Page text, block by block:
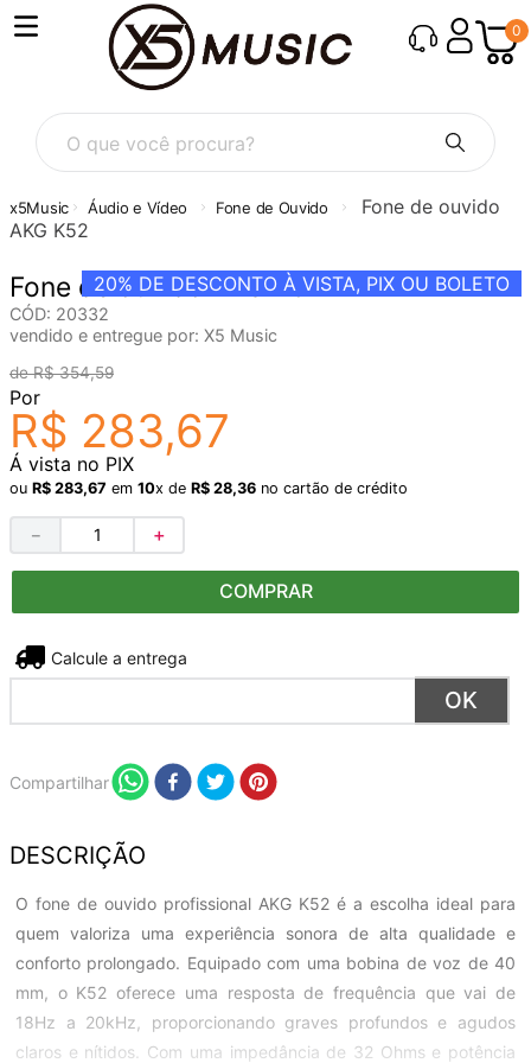
0
O que você procura?
Áudio e Vídeo Fone de Ouvido
Fone de ouvido
AKG K52
20% DE DESCONTO À VISTA, PIX OU BOLETO
Fone de ouvido AKG K52
CÓD: 20332
vendido e entregue por: X5 Music
R$ 354,59
Por
R$ 283,67
Á vista no PIX
ou R$ 283,67 em 10x de R$ 28,36 no cartão de crédito
＋
－
COMPRAR
Não sei meu CEP
Compartilhar
DESCRIÇÃO
O fone de ouvido profissional AKG K52 é a escolha ideal para
quem valoriza uma experiência sonora de alta qualidade e
conforto prolongado. Equipado com uma bobina de voz de 40
mm, o K52 oferece uma resposta de frequência que vai de
18Hz a 20kHz, proporcionando graves profundos e agudos
claros e nítidos. Com uma impedância de 32 Ohms e potência